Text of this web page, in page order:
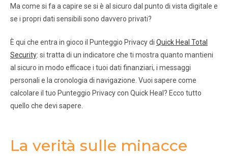
Ma come si fa a capire se si è al sicuro dal punto di vista digitale e
se i propri dati sensibili sono davvero privati?
È qui che entra in gioco il Punteggio Privacy di Quick Heal Total
Security: si tratta di un indicatore che ti mostra quanto mantieni
al sicuro in modo efficace i tuoi dati finanziari, i messaggi
personali e la cronologia di navigazione. Vuoi sapere come
calcolare il tuo Punteggio Privacy con Quick Heal? Ecco tutto
quello che devi sapere.
La verità sulle minacce